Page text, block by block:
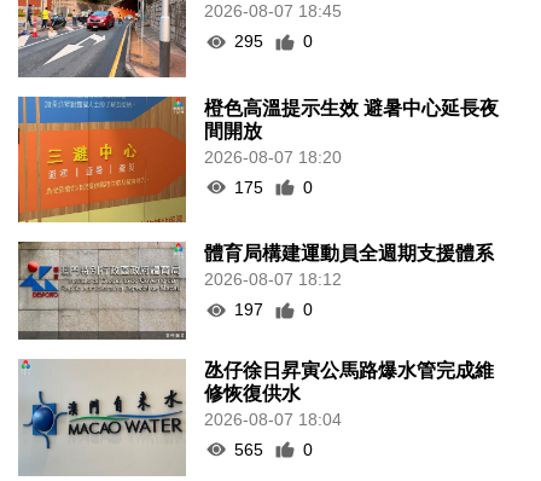
2026-08-07 18:45
295
0
橙色高溫提示生效 避暑中心延長夜
間開放
2026-08-07 18:20
175
0
體育局構建運動員全週期支援體系
2026-08-07 18:12
197
0
氹仔徐日昇寅公馬路爆水管完成維
修恢復供水
2026-08-07 18:04
565
0